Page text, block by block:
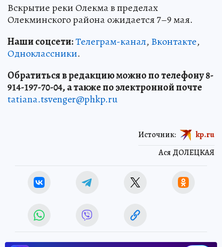
Вскрытие реки Олекма в пределах
Олекминского района ожидается 7–9 мая.
Наши соцсети:Телеграм-канал, Вконтакте,
Одноклассники.
Обратиться в редакцию можно по телефону 8-
914-197-70-04, а также по электронной почте
tatiana.tsvenger@phkp.ru
Ася ДОЛЕЦКАЯ
Источник: kp.ru